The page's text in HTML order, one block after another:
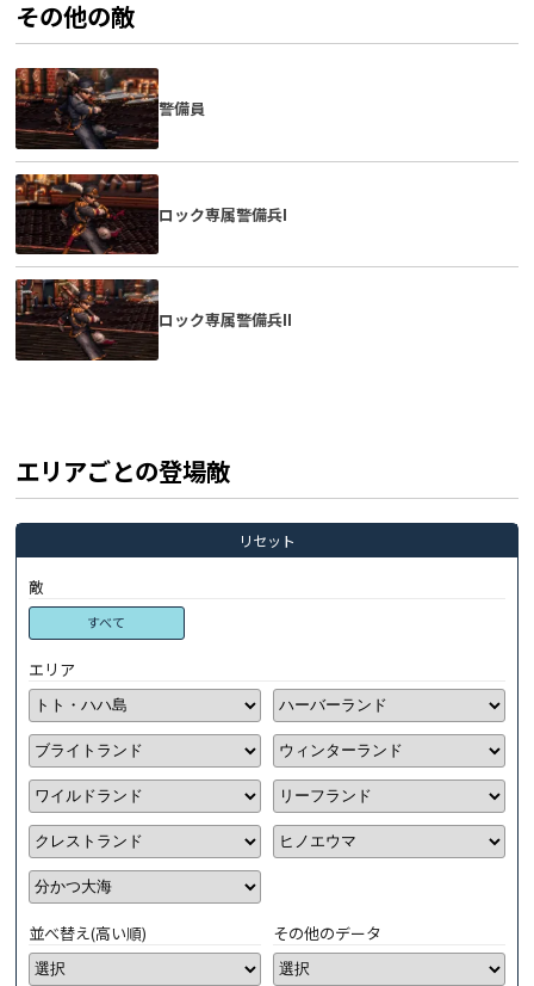
その他の敵
警備員
ロック専属警備兵I
ロック専属警備兵II
エリアごとの登場敵
リセット
敵
すべて
エリア
並べ替え(高い順) その他のデータ